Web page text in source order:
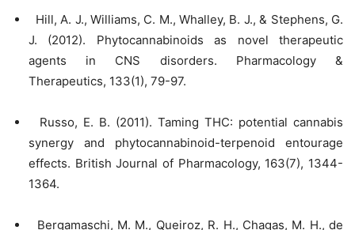
Hill, A. J., Williams, C. M., Whalley, B. J., & Stephens, G.
J. (2012). Phytocannabinoids as novel therapeutic
agents in CNS disorders. Pharmacology &
Therapeutics, 133(1), 79-97.
Russo, E. B. (2011). Taming THC: potential cannabis
synergy and phytocannabinoid-terpenoid entourage
effects. British Journal of Pharmacology, 163(7), 1344-
1364.
Bergamaschi, M. M., Queiroz, R. H., Chagas, M. H., de